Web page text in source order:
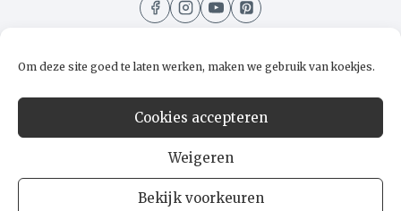
Om deze site goed te laten werken, maken we gebruik van koekjes.
Cookies accepteren
Weigeren
Bekijk voorkeuren
Recepten Kooktips
Contact